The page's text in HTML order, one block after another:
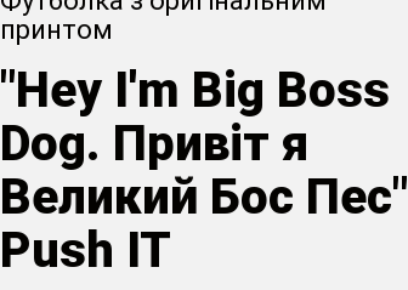
принтом
"Hey I'm Big Boss
Dog. Привіт я
Великий Бос Пес"
Push IT